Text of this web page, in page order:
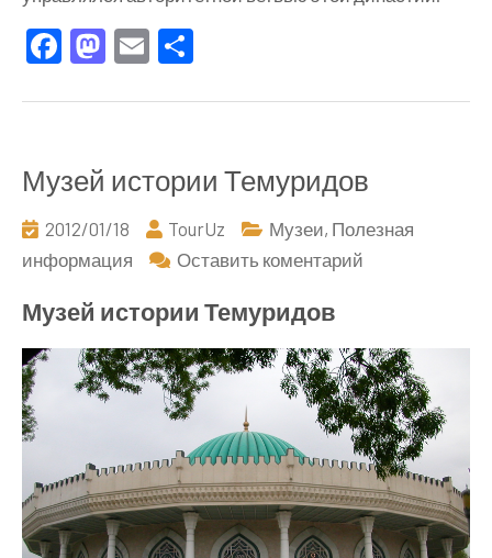
Facebook
Mastodon
Email
Музей истории Темуридов
2012/01/18 TourUz Музеи, Полезная
информация
Оставить коментарий
Темуридов
Музей истории Темуридов